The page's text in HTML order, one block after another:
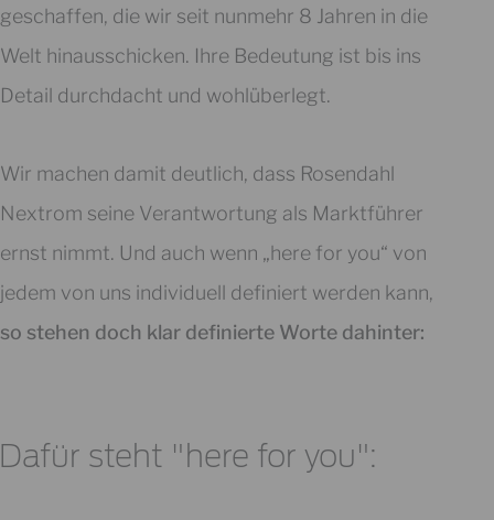
geschaffen, die wir seit nunmehr 8 Jahren in die
Welt hinausschicken. Ihre Bedeutung ist bis ins
Detail durchdacht und wohlüberlegt.
Wir machen damit deutlich, dass Rosendahl
Nextrom seine Verantwortung als Marktführer
ernst nimmt. Und auch wenn „here for you“ von
jedem von uns individuell definiert werden kann,
so stehen doch klar definierte Worte dahinter:
steht "here for you":